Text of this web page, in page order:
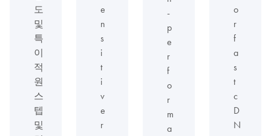
도
및
특
이
적
원
스
텝
및
e
n
s
i
t
i
v
e
r
-
p
e
r
f
o
r
m
a
o
r
f
a
s
t
c
D
N